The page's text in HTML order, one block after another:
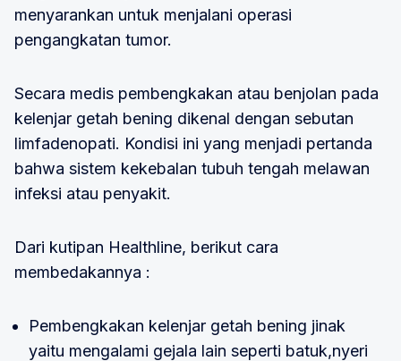
menyarankan untuk menjalani operasi
pengangkatan tumor.
Secara medis pembengkakan atau benjolan pada
kelenjar getah bening dikenal dengan sebutan
limfadenopati. Kondisi ini yang menjadi pertanda
bahwa sistem kekebalan tubuh tengah melawan
infeksi atau penyakit.
Dari kutipan Healthline, berikut cara
membedakannya :
Pembengkakan kelenjar getah bening jinak
yaitu mengalami gejala lain seperti batuk,nyeri